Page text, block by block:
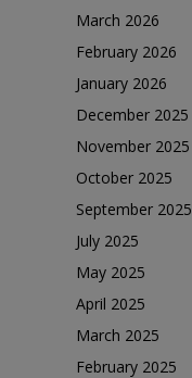
March 2026
February 2026
January 2026
December 2025
November 2025
October 2025
September 2025
July 2025
May 2025
April 2025
March 2025
February 2025